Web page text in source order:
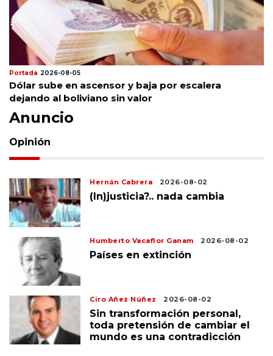
Portada 2026-08-05
Dólar sube en ascensor y baja por escalera
dejando al boliviano sin valor
Anuncio
Opinión
Hernán Cabrera 2026-08-02
(In)justicia?.. nada cambia
Humberto Vacaflor Ganam 2026-08-02
Países en extinción
Ciro Añez Núñez 2026-08-02
Sin transformación personal,
toda pretensión de cambiar el
mundo es una contradicción